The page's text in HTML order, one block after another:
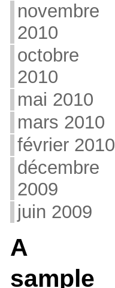
novembre
2010
octobre
2010
mai 2010
mars 2010
février 2010
décembre
2009
juin 2009
A
sample